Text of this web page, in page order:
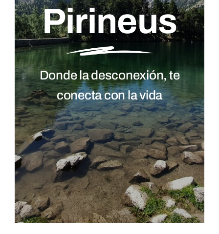
Pirineus
Donde la desconexión, te
conecta con la vida